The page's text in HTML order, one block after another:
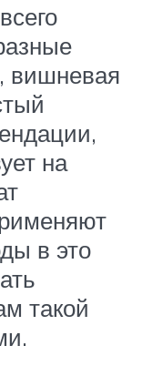
вишневая
на
в это
такой